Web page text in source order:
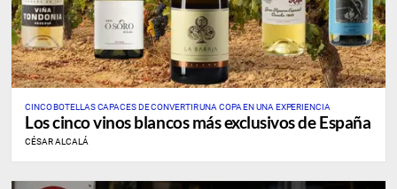
CINCO BOTELLAS CAPACES DE CONVERTIR UNA COPA EN UNA EXPERIENCIA
Los cinco vinos blancos más exclusivos de España
CÉSAR ALCALÁ